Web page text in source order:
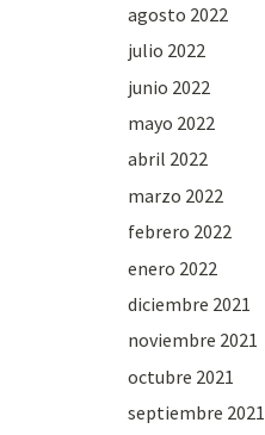
agosto 2022
julio 2022
junio 2022
mayo 2022
abril 2022
marzo 2022
febrero 2022
enero 2022
diciembre 2021
noviembre 2021
octubre 2021
septiembre 2021